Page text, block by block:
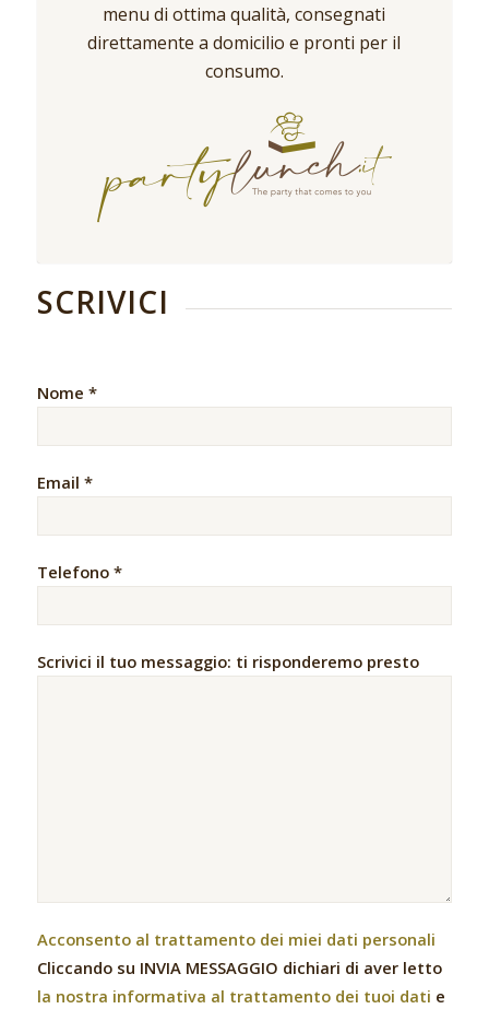
menu di ottima qualità, consegnati
direttamente a domicilio e pronti per il
consumo.
SCRIVICI
Nome *
Email *
Telefono *
Scrivici il tuo messaggio: ti risponderemo presto
Acconsento al trattamento dei miei dati personali
Cliccando su INVIA MESSAGGIO dichiari di aver letto
la nostra informativa al trattamento dei tuoi dati e